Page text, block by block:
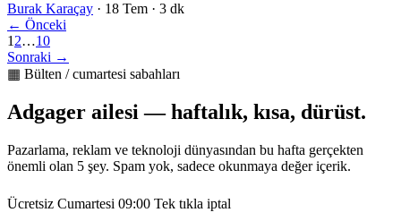
Burak Karaçay · 18 Tem · 3 dk
← Önceki
1 2…10
Sonraki →
▦ Bülten / cumartesi sabahları
Adgager ailesi — haftalık, kısa, dürüst.
Pazarlama, reklam ve teknoloji dünyasından bu hafta gerçekten
önemli olan 5 şey. Spam yok, sadece okunmaya değer içerik.
Ücretsiz Cumartesi 09:00 Tek tıkla iptal